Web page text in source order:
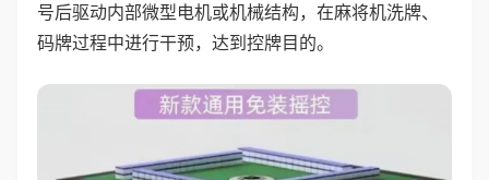
号后驱动内部微型电机或机械结构，在麻将机洗牌、
码牌过程中进行干预，达到控牌目的。